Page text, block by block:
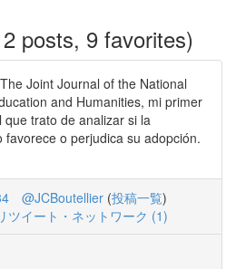
posts, 9 favorites)
Joint Journal of the National
and Humanities, mi primer
trato de analizar si la
o perjudica su adopción.
@JCBoutellier (投稿一覧)
ツイート・ネットワーク (1)